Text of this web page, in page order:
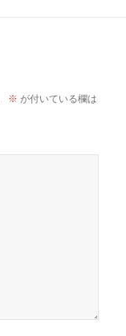
※ が付いている欄は